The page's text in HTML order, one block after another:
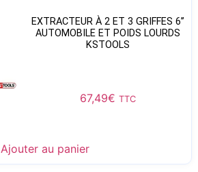
EXTRACTEUR À 2 ET 3 GRIFFES 6’’
AUTOMOBILE ET POIDS LOURDS
KSTOOLS
67,49€ TTC
Ajouter au panier